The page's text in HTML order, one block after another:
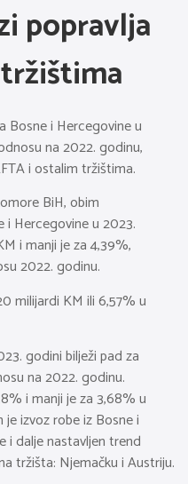
popravlja
Bosne i Hercegovine u
na 2022. godinu,
i ostalim tržištima.
BiH, obim
i Hercegovine u 2023.
i manji je za 4,39%,
2022. godinu.
milijardi KM ili 6,57% u
godini bilježi pad za
na 2022. godinu.
i manji je za 3,68% u
izvoz robe iz Bosne i
i dalje nastavljen trend
tržišta: Njemačku i Austriju.